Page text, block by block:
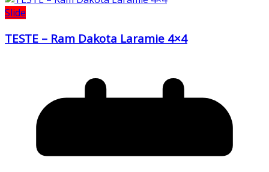
Slide
TESTE – Ram Dakota Laramie 4×4